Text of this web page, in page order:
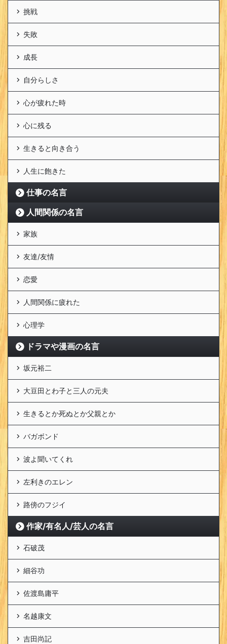
挑戦
失敗
成長
自分らしさ
心が疲れた時
心に残る
生きると向き合う
人生に飽きた
仕事の名言
人間関係の名言
家族
友達/友情
恋愛
人間関係に疲れた
心理学
ドラマや漫画の名言
坂元裕二
大豆田とわ子と三人の元夫
生きるとか死ぬとか父親とか
バガボンド
波よ聞いてくれ
左利きのエレン
路傍のフジイ
作家/有名人/芸人の名言
石破茂
細谷功
佐渡島庸平
名越康文
吉田尚記